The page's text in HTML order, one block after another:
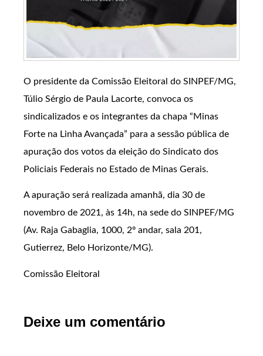
O presidente da Comissão Eleitoral do SINPEF/MG,
Túlio Sérgio de Paula Lacorte, convoca os
sindicalizados e os integrantes da chapa “Minas
Forte na Linha Avançada” para a sessão pública de
apuração dos votos da eleição do Sindicato dos
Policiais Federais no Estado de Minas Gerais.
A apuração será realizada amanhã, dia 30 de
novembro de 2021, às 14h, na sede do SINPEF/MG
(Av. Raja Gabaglia, 1000, 2º andar, sala 201,
Gutierrez, Belo Horizonte/MG).
Comissão Eleitoral
Deixe um comentário